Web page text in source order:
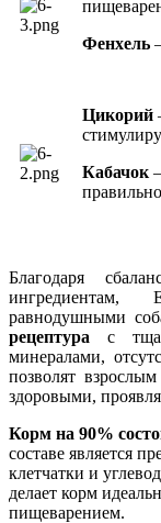
Фенхель
Цикорий
Кабачок
Благодаря
равнодушными
рецептура с
минералами,
позволят
здоровыми,
Корм на 90%
составе является
клетчатки и
делает корм
пищеварением.